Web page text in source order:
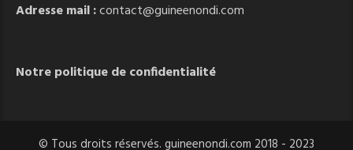
Adresse mail :contact@guineenondi.com
Notre politique de confidentialité
© Tous droits réservés. guineenondi.com 2018 - 2023